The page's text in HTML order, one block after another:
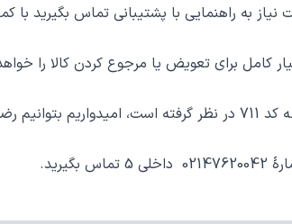
نیاز به راهنمایی با پشتیبانی تماس بگیرید
برای تعویض یا مرجوع کردن کالا را
نماییم.